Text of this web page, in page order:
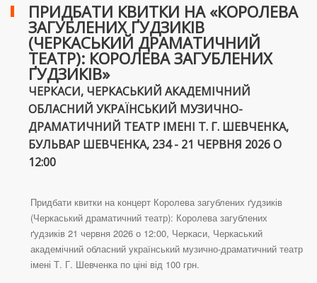
ПРИДБАТИ КВИТКИ НА «КОРОЛЕВА
ЗАГУБЛЕНИХ ҐУДЗИКІВ
(ЧЕРКАСЬКИЙ ДРАМАТИЧНИЙ
ТЕАТР): КОРОЛЕВА ЗАГУБЛЕНИХ
ҐУДЗИКІВ»
ЧЕРКАСИ, ЧЕРКАСЬКИЙ АКАДЕМІЧНИЙ
ОБЛАСНИЙ УКРАЇНСЬКИЙ МУЗИЧНО-
ДРАМАТИЧНИЙ ТЕАТР ІМЕНІ Т. Г. ШЕВЧЕНКА,
БУЛЬВАР ШЕВЧЕНКА, 234 - 21 ЧЕРВНЯ 2026 О
12:00
Придбати квитки на концерт Королева загублених ґудзиків
(Черкаський драматичний театр): Королева загублених
ґудзиків 21 червня 2026 о 12:00, Черкаси, Черкаський
академічний обласний український музично-драматичний театр
імені Т. Г. Шевченка по ціні від 100 грн.